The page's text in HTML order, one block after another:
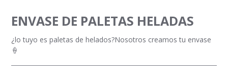
ENVASE DE PALETAS HELADAS
¿lo tuyo es paletas de helados?Nosotros creamos tu envase
🍦